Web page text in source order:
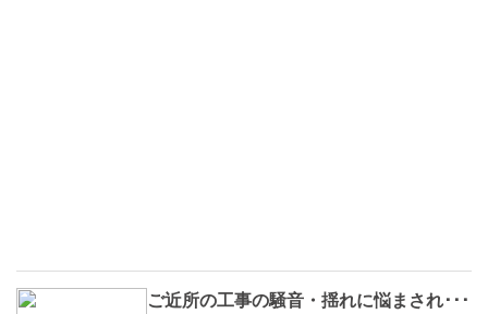
ご近所の工事の騒音・揺れに悩まされ･･･